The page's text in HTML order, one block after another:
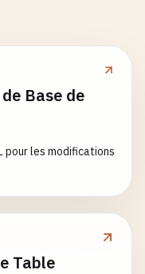
Base de
pour les modifications
Table